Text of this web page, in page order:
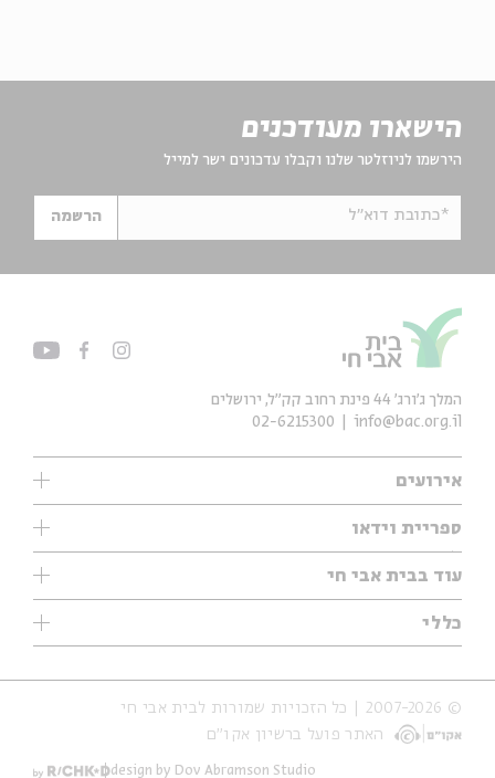
הישארו מעודכנים
הירשמו לניוזלטר שלנו וקבלו עדכונים ישר למייל
*כתובת דוא"ל הרשמה
אירועים
עיון
אנגלית
נוער
סדרות
אירועי עבר
אירועים בירושלים
ספריית וידאו
ילדים
מוזיקה
עיון
מיוחדים
עוד בבית אבי חי
תערוכות
מיוחדים
כללי
אודות
הצהרת נגישות
תנאי שימוש והצהרת פרטיות
המלך ג'ורג' 44 פינת רחוב קק״ל, ירושלים
info@bac.org.il
02-6215300
© 2007-2026 | כל הזכויות שמורות לבית אבי חי
האתר פועל ברשיון אקו״ם
design by Dov Abramson Studio